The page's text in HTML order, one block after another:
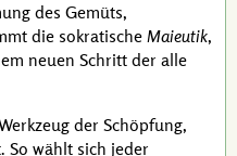
des Gemüts,
die sokratische Maieutik,
neuen Schritt der alle
der Schöpfung,
So wählt sich jeder